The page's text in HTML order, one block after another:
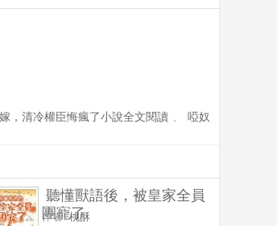
，清冷權臣悔瘋了小說全文閱讀 、
啞奴
聽懂獸語後，被皇家全員
團寵了
作者:桃酥